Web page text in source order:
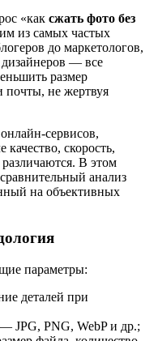
«как сжать фото без
из самых частых
до маркетологов,
дизайнеров — все
размер
почты, не жертвуя
сервисов,
скорость,
В этом
анализ
на объективных
параметры:
деталей при
— JPG, PNG, WebP и др.;